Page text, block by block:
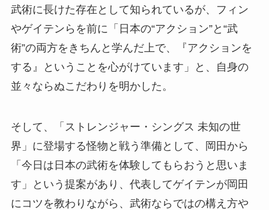
武術に長けた存在として知られているが、フィン
やゲイテンらを前に「日本の“アクション”と“武
術”の両方をきちんと学んだ上で、『アクションを
する』ということを心がけています」と、自身の
並々ならぬこだわりを明かした。
そして、「ストレンジャー・シングス 未知の世
界」に登場する怪物と戦う準備として、岡田から
「今日は日本の武術を体験してもらおうと思いま
す」という提案があり、代表してゲイテンが岡田
にコツを教わりながら、武術ならではの構え方や